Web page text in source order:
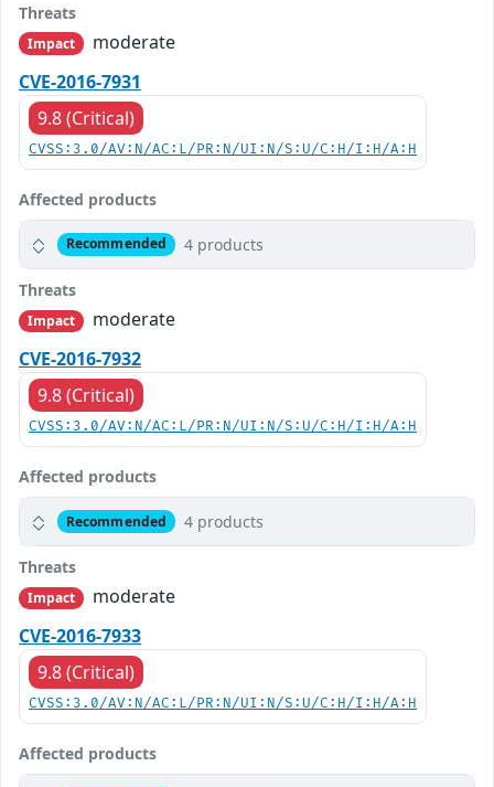
Threats
Impact
moderate
CVE-2016-7931
9.8 (Critical)
CVSS:3.0/AV:N/AC:L/PR:N/UI:N/S:U/C:H/I:H/A:H
Affected products
Recommended 4 products
Threats
Impact
moderate
CVE-2016-7932
9.8 (Critical)
CVSS:3.0/AV:N/AC:L/PR:N/UI:N/S:U/C:H/I:H/A:H
Affected products
Recommended 4 products
Threats
Impact
moderate
CVE-2016-7933
9.8 (Critical)
CVSS:3.0/AV:N/AC:L/PR:N/UI:N/S:U/C:H/I:H/A:H
Affected products